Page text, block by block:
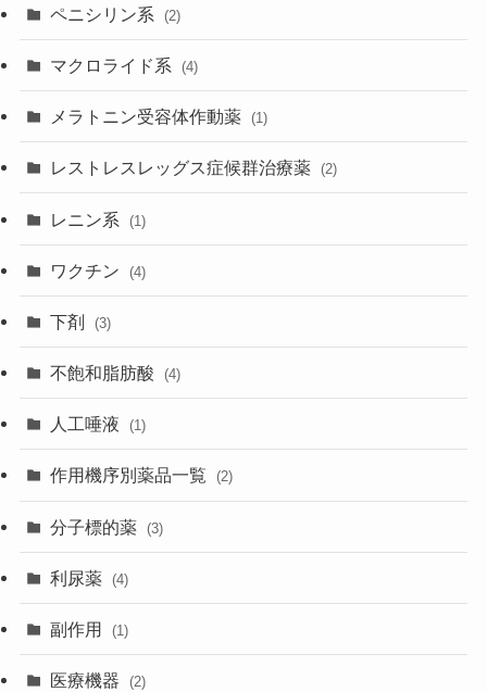
ペニシリン系 (2)
マクロライド系 (4)
メラトニン受容体作動薬 (1)
レストレスレッグス症候群治療薬 (2)
レニン系 (1)
ワクチン (4)
下剤 (3)
不飽和脂肪酸 (4)
人工唾液 (1)
作用機序別薬品一覧 (2)
分子標的薬 (3)
利尿薬 (4)
副作用 (1)
医療機器 (2)